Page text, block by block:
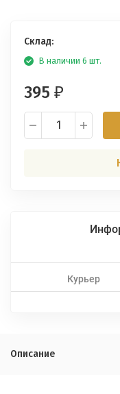
Склад:
В наличии 6 шт.
395 ₽
Курьер
Описание